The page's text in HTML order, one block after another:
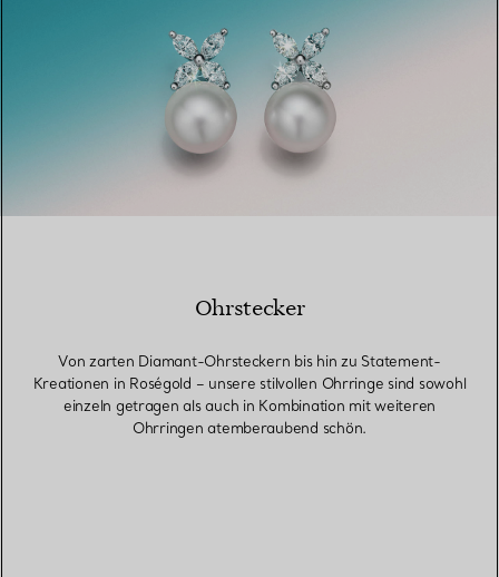
Ohrstecker
Von zarten Diamant-Ohrsteckern bis hin zu Statement-
Kreationen in Roségold – unsere stilvollen Ohrringe sind sowohl
einzeln getragen als auch in Kombination mit weiteren
Ohrringen atemberaubend schön.